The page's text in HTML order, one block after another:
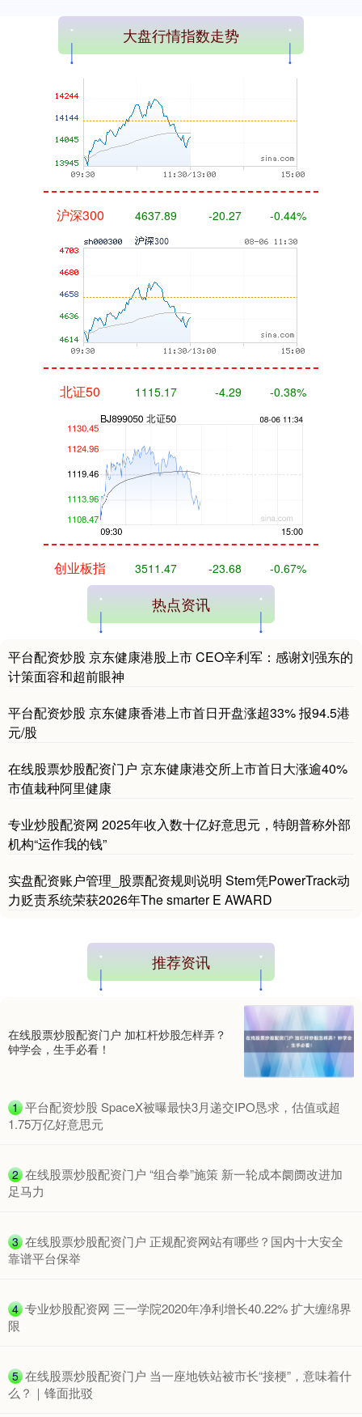
大盘行情指数走势
深证成指 14070.78 -73.43 -0.52%
国债指数 229.60 +0.01
上证综指
热点资讯
平台配资炒股 京东健康港股上市 CEO辛利军：感谢刘强东的
计策面容和超前眼神
平台配资炒股 京东健康香港上市首日开盘涨超33% 报94.5港
元/股
在线股票炒股配资门户 京东健康港交所上市首日大涨逾40%
市值栽种阿里健康
专业炒股配资网 2025年收入数十亿好意思元，特朗普称外部
机构“运作我的钱”
实盘配资账户管理_股票配资规则说明 Stem凭PowerTrack动
力贬责系统荣获2026年The smarter E AWARD
推荐资讯
在线股票炒股配资门户 加杠杆炒股怎样弄？
钟学会，生手必看！
1 ​平台配资炒股 SpaceX被曝最快3月递交IPO恳求，估值或超
1.75万亿好意思元
2 ​在线股票炒股配资门户 “组合拳”施策 新一轮成本阛阓改进加
足马力
3 ​在线股票炒股配资门户 正规配资网站有哪些？国内十大安全
靠谱平台保举
4 ​专业炒股配资网 三一学院2020年净利增长40.22% 扩大缠绵界
限
5 ​在线股票炒股配资门户 当一座地铁站被市长“接梗”，意味着什
么？｜锋面批驳